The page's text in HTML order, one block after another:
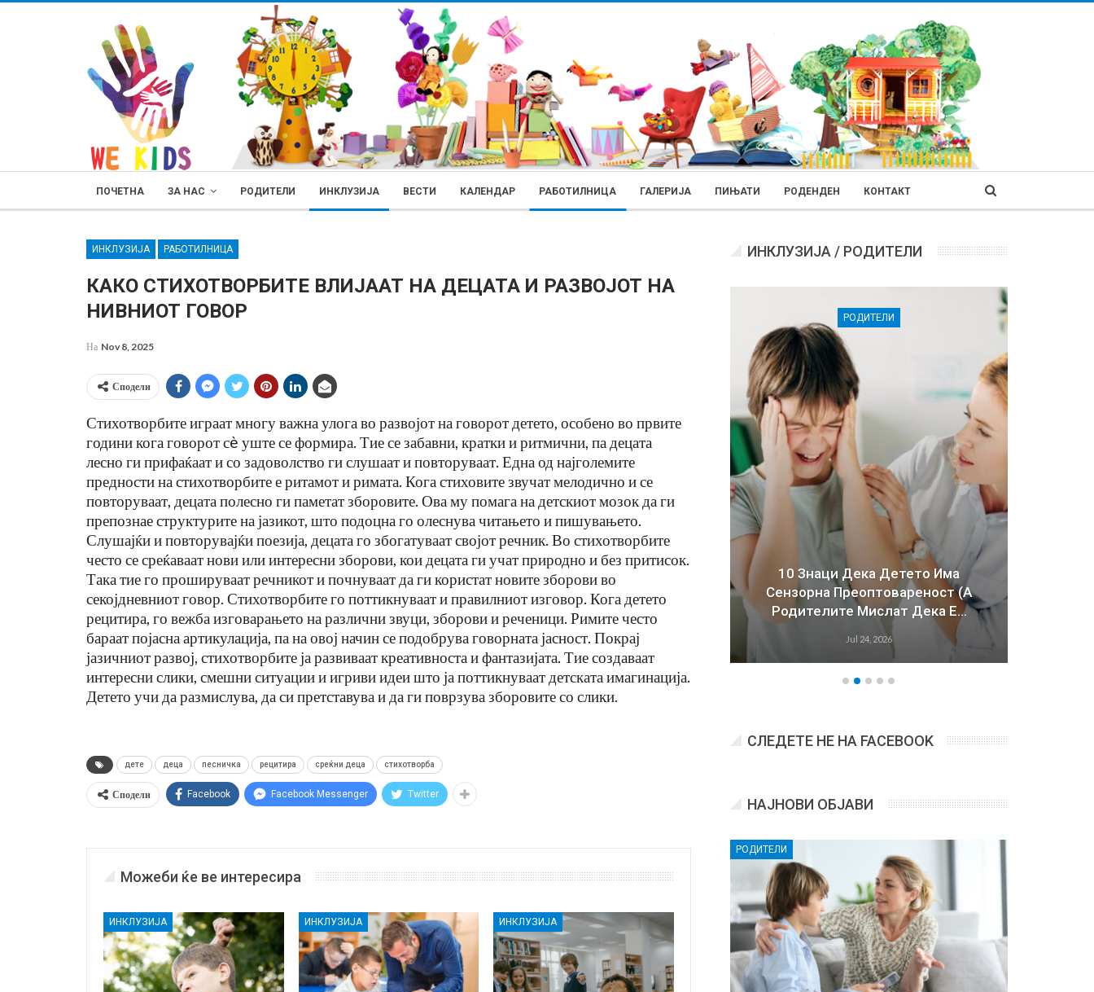
ПОЧЕТНА ЗА НАС РОДИТЕЛИ ИНКЛУЗИЈА ВЕСТИ КАЛЕНДАР РАБОТИЛНИЦА ГАЛЕРИЈА ПИЊАТИ РОДЕНДЕН КОНТАКТ
ИНКЛУЗИЈА РАБОТИЛНИЦА
КАКО СТИХОТВОРБИТЕ ВЛИЈААТ НА ДЕЦАТА И РАЗВОЈОТ НА
НИВНИОТ ГОВОР
На Nov 8, 2025
Сподели
Стихотворбите играат многу важна улога во развојот на говорот детето, особено во првите
години кога говорот сè уште се формира. Тие се забавни, кратки и ритмични, па децата
лесно ги прифаќаат и со задоволство ги слушаат и повторуваат. Една од најголемите
предности на стихотворбите е ритамот и римата. Кога стиховите звучат мелодично и се
повторуваат, децата полесно ги паметат зборовите. Ова му помага на детскиот мозок да ги
препознае структурите на јазикот, што подоцна го олеснува читањето и пишувањето.
Слушајќи и повторувајќи поезија, децата го збогатуваат својот речник. Во стихотворбите
често се среќаваат нови или интересни зборови, кои децата ги учат природно и без притисок.
Така тие го прошируваат речникот и почнуваат да ги користат новите зборови во
секојдневниот говор. Стихотворбите го поттикнуваат и правилниот изговор. Кога детето
рецитира, го вежба изговарањето на различни звуци, зборови и реченици. Римите често
бараат појасна артикулација, па на овој начин се подобрува говорната јасност. Покрај
јазичниот развој, стихотворбите ја развиваат креативноста и фантазијата. Тие создаваат
интересни слики, смешни ситуации и игриви идеи што ја поттикнуваат детската имагинација.
Детето учи да размислува, да си претставува и да ги поврзува зборовите со слики.
дете деца песничка рецитира среќни деца стихотворба
Сподели Facebook Facebook Messenger Twitter
Можеби ќе ве интересира
ИНКЛУЗИЈА ИНКЛУЗИЈА ИНКЛУЗИЈА
ИНКЛУЗИЈА / РОДИТЕЛИ
Кога Екранот Станува Пречка
Наместо Помош: Развојна
Дисфазија И Современото…
Jul 9, 2026
15 Работи Што Специјален
Едукатор Никогаш Не Би Ги
Направил Со Сопственото Дете
Jul 27, 2026
РОДИТЕЛИ
10 Знаци Дека Детето Има
Сензорна Преоптовареност (а
Родителите Мислат Дека Е…
Jul 24, 2026
СЛЕДЕТЕ НЕ НА FACEBOOK
НАЈНОВИ ОБЈАВИ
РОДИТЕЛИ